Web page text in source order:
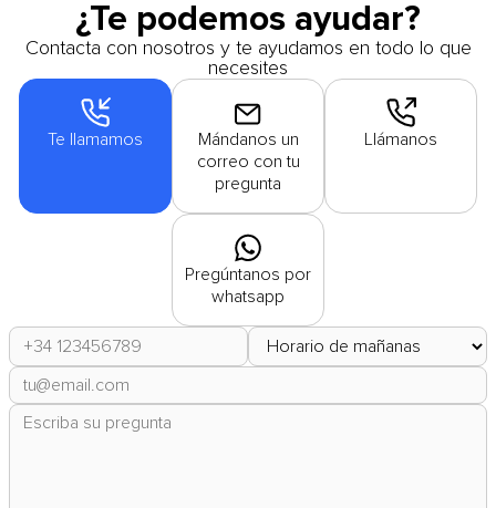
¿Te podemos ayudar?
Contacta con nosotros y te ayudamos en todo lo que
necesites
Te llamamos
Mándanos un
correo con tu
pregunta
Llámanos
Pregúntanos por
whatsapp